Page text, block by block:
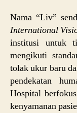
Nama “Liv”
International
institusi untuk
mengikuti
tolak ukur baru
pendekatan
Hospital
kenyamanan